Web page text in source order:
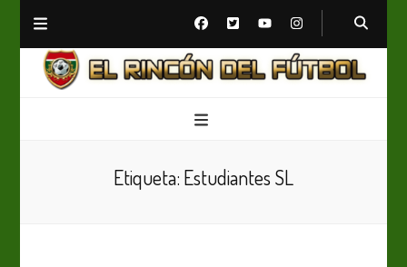
Etiqueta: Estudiantes SL